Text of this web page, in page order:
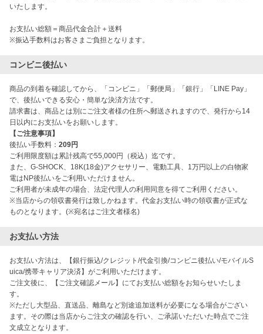
いたします。
お支払い総額＝商品代金合計＋送料
※振込手数料はお客さまご負担となります。
コンビニ後払い
商品の到着を確認してから、「コンビニ」「郵便局」「銀行」「LINE Pay」
で、後払いできる安心・簡単な決済方法です。
請求書は、商品とは別にご注文者様の住所へ郵送されますので、発行から14
日以内にお支払いをお願いします。
【ご注意事項】
後払い手数料： 209円
ご利用限度額は累計残高で55,000円（税込）迄です。
また、G-SHOCK、18K(18金)アクセサリー、電動工具、1万円以上の白物家
電はNP後払いをご利用いただけません。
ご利用者が未成年の場合、法定代理人の利用同意を得てご利用ください。
※当店からの領収書発行は致しかねます。代金お支払い時の領収書が正式な
ものとなります。(※宛名はご注文者様名)
お支払い方法
お支払い方法は、【銀行振込/クレジット/代金引換/コンビニ後払い/モバイルS
uica/携帯キャリア決済】がご利用いただけます。
ご注文後に、【ご注文確認メール】にてお支払い総額をお知らせいたしま
す。
※ただし大型品、直送品、離島など別途追加送料が必要になる場合がござい
ます。その際は当店からご注文の確認を行い、ご承諾いただいた時点でご注
文成立となります。